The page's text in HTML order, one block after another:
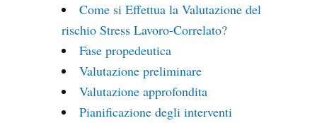
Come si Effettua la Valutazione del
rischio Stress Lavoro-Correlato?
Fase propedeutica
Valutazione preliminare
Valutazione approfondita
Pianificazione degli interventi